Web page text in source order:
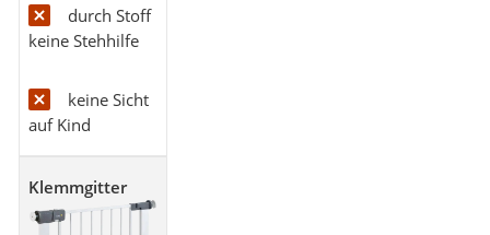
durch Stoff
keine Stehhilfe
keine Sicht
auf Kind
Klemmgitter